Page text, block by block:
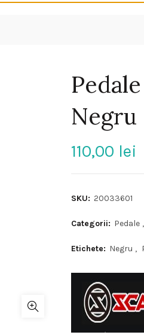
Negru
110,00 lei
SKU: 20033601
Categorii: Pedale ,
Etichete: Negru ,